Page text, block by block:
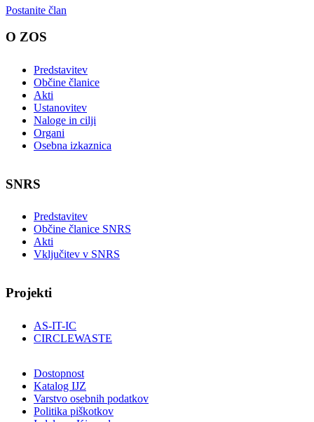
Postanite član
O ZOS
Predstavitev
Občine članice
Akti
Ustanovitev
Naloge in cilji
Organi
Osebna izkaznica
SNRS
Predstavitev
Občine članice SNRS
Akti
Vključitev v SNRS
Projekti
AS-IT-IC
CIRCLEWASTE
Dostopnost
Katalog IJZ
Varstvo osebnih podatkov
Politika piškotkov